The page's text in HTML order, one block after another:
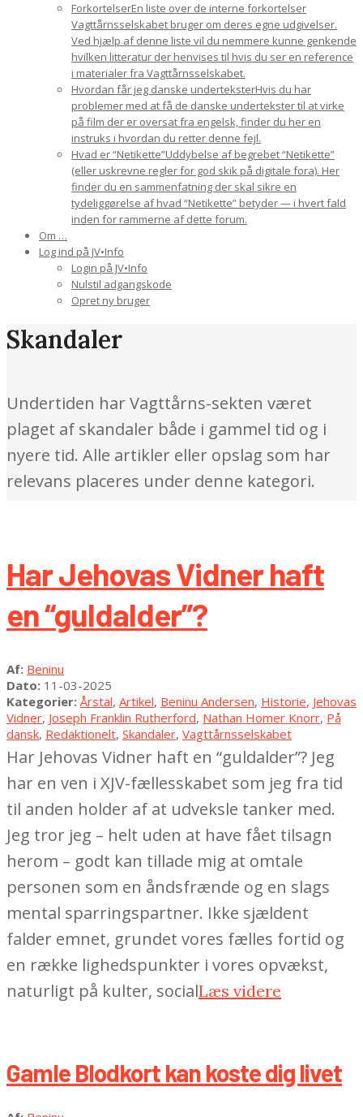
ForkortelserEn liste over de interne forkortelser
Vagttårnsselskabet bruger om deres egne udgivelser.
Ved hjælp af denne liste vil du nemmere kunne genkende
hvilken litteratur der henvises til hvis du ser en reference
i materialer fra Vagttårnsselskabet.
Hvordan får jeg danske underteksterHvis du har
problemer med at få de danske undertekster til at virke
på film der er oversat fra engelsk, finder du her en
instruks i hvordan du retter denne fejl.
Hvad er “Netikette”Uddybelse af begrebet “Netikette”
(eller uskrevne regler for god skik på digitale fora). Her
finder du en sammenfatning der skal sikre en
tydeliggørelse af hvad “Netikette” betyder — i hvert fald
inden for rammerne af dette forum.
Om …
Log ind på JV•Info
Login på JV•Info
Nulstil adgangskode
Opret ny bruger
Skandaler
Undertiden har Vagttårns-sekten været
plaget af skandaler både i gammel tid og i
nyere tid. Alle artikler eller opslag som har
relevans placeres under denne kategori.
Har Jehovas Vidner haft
en “guldalder”?
2025-
03-
11
Af: Beninu
Dato: 11-03-2025
Kategorier: Årstal, Artikel, Beninu Andersen, Historie, Jehovas
Vidner, Joseph Franklin Rutherford, Nathan Homer Knorr, På
dansk, Redaktionelt, Skandaler, Vagttårnsselskabet
Har Jehovas Vidner haft en “guldalder”? Jeg
har en ven i XJV-fællesskabet som jeg fra tid
til anden holder af at udveksle tanker med.
Jeg tror jeg – helt uden at have fået tilsagn
herom – godt kan tillade mig at omtale
personen som en åndsfrænde og en slags
mental sparringspartner. Ikke sjældent
falder emnet, grundet vores fælles fortid og
en række lighedspunkter i vores opvækst,
naturligt på kulter, socialLæs videre
Gamle Blodkort kan koste dig livet